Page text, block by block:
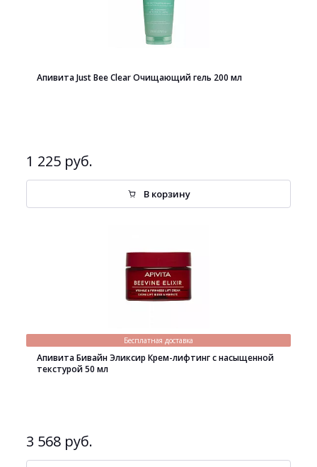
Апивита Just Bee Clear Очищающий гель 200 мл
1 225 руб.
В корзину
Бесплатная доставка
Апивита Бивайн Эликсир Крем-лифтинг с насыщенной
текстурой 50 мл
3 568 руб.